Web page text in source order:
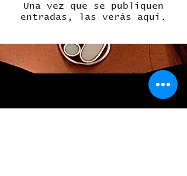
Una vez que se publiquen
entradas, las verás aquí.